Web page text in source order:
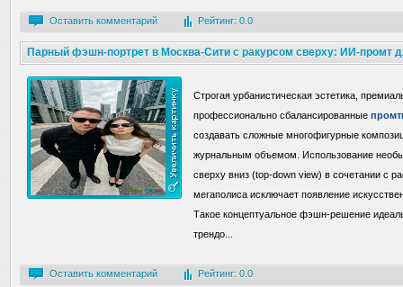
Оставить комментарий Рейтинг: 0.0
Парный фэшн-портрет в Москва-Сити с ракурсом сверху: ИИ-промт
улице
Строгая урбанистическая эстетика,
профессионально сбалансированные
создавать сложные многофигурные
журнальным объемом. Использование
сверху вниз (top-down view) в сочетании с
мегаполиса исключает появление
Такое концептуальное фэшн-решение
трендо
Оставить комментарий Рейтинг: 0.0